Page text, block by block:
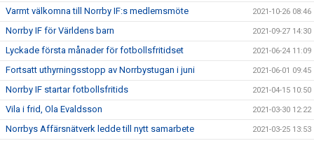
Varmt välkomna till Norrby IF:s medlemsmöte 2021-10-26 08:46
Norrby IF för Världens barn 2021-09-27 14:30
Lyckade första månader för fotbollsfritidset 2021-06-24 11:09
Fortsatt uthyrningsstopp av Norrbystugan i juni 2021-06-01 09:45
Norrby IF startar fotbollsfritids 2021-04-15 10:50
Vila i frid, Ola Evaldsson 2021-03-30 12:22
Norrbys Affärsnätverk ledde till nytt samarbete 2021-03-25 13:53